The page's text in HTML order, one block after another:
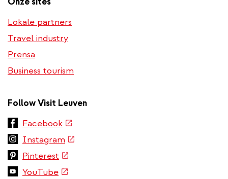
Lokale partners
Travel industry
Prensa
Business tourism
Follow Visit Leuven
Facebook(link
external)
Instagram (link
is
Pinterest (link
is
YouTube(link